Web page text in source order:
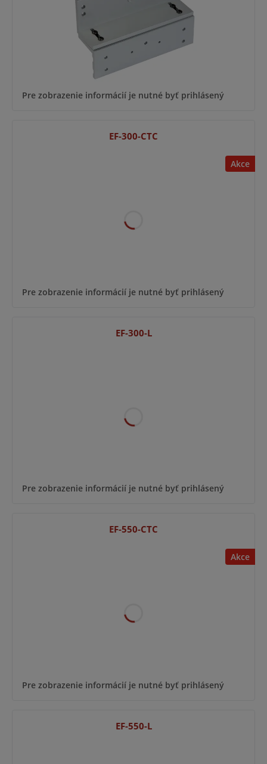
Pre zobrazenie informácií je nutné byť prihlásený
Akce
EF-300-CTC
Pre zobrazenie informácií je nutné byť prihlásený
EF-300-L
Pre zobrazenie informácií je nutné byť prihlásený
Akce
EF-550-CTC
Pre zobrazenie informácií je nutné byť prihlásený
EF-550-L